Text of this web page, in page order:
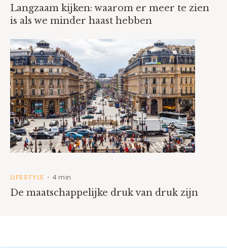
Langzaam kijken: waarom er meer te zien
is als we minder haast hebben
LIFESTYLE • 4 min
De maatschappelijke druk van druk zijn